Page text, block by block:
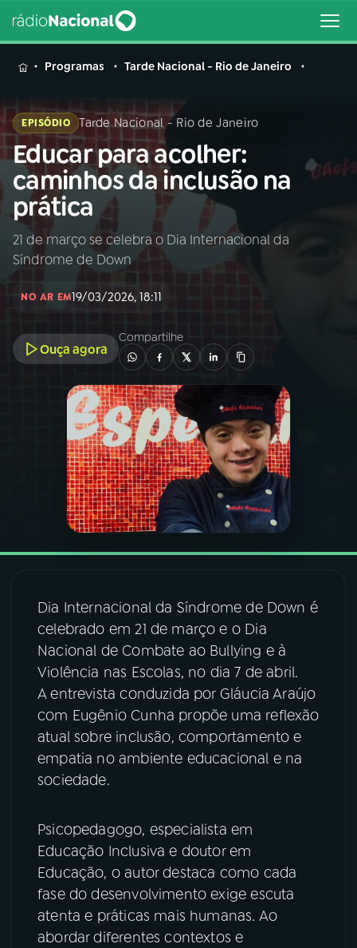
MENU
Buscar
na
Rádio
Nacional
Buscar
AO VIVO
INÍCIO
A RÁDIO
PROGRAMAÇÃO
PROGRAMAS
PODCASTS
06VIDEOCASTS
07 ÚLTIMAS
08FESTIVAL DE MÚSICA
ACOMPANHE A RÁDIO NACIONAL
YouTube Facebook
Instagram
TikTok
Programas Tarde Nacional - Rio de Janeiro
EPISÓDIO Tarde Nacional - Rio de Janeiro
Educar para acolher:
caminhos da inclusão na
prática
21 de março se celebra o Dia Internacional da
Síndrome de Down
NO AR EM19/03/2026, 18:11
Ouça agora
Compartilhe
Dia Internacional da Síndrome de Down é
celebrado em 21 de março e o Dia
Nacional de Combate ao Bullying e à
Violência nas Escolas, no dia 7 de abril.
A entrevista conduzida por Gláucia Araújo
com Eugênio Cunha propõe uma reflexão
atual sobre inclusão, comportamento e
empatia no ambiente educacional e na
sociedade.
Psicopedagogo, especialista em
Educação Inclusiva e doutor em
Educação, o autor destaca como cada
fase do desenvolvimento exige escuta
atenta e práticas mais humanas. Ao
abordar diferentes contextos e